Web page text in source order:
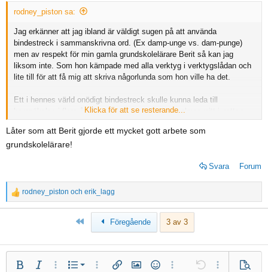
rodney_piston sa:
Jag erkänner att jag ibland är väldigt sugen på att använda
bindestreck i sammanskrivna ord. (Ex damp-unge vs. dam-punge)
men av respekt för min gamla grundskolelärare Berit så kan jag
liksom inte. Som hon kämpade med alla verktyg i verktygslådan och
lite till för att få mig att skriva någorlunda som hon ville ha det.
Ett i hennes värld onödigt bindestreck skulle kunna leda till
hemsökelse i flera år. Tramporglar som ljuder psalmer mitt i natten
och så vidare. (Akronymer som o s v är också något jag borde
undvika)
Klicka för att se resterande...
Låter som att Berit gjorde ett mycket gott arbete som
grundskolelärare!
Svara Forum
R
e
t
rodney_piston och erik_lagg
Först Föregående 3 av 3
Fet KursivFler alternativ...
Lista
Numrerad lista
Fler alternativ...
Infoga länk
Infoga bild
SmiliesFler alternativ...
ÅngraFler